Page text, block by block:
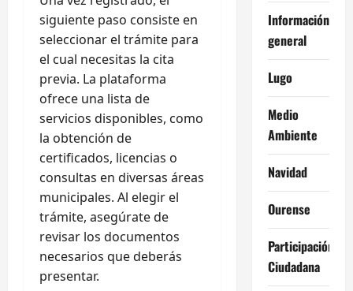
siguiente paso consiste en
seleccionar el trámite para
el cual necesitas la cita
previa. La plataforma
ofrece una lista de
servicios disponibles, como
la obtención de
certificados, licencias o
consultas en diversas áreas
municipales. Al elegir el
trámite, asegúrate de
revisar los documentos
necesarios que deberás
presentar.
Información
general
Lugo
Medio
Ambiente
Navidad
Ourense
Participación
Ciudadana